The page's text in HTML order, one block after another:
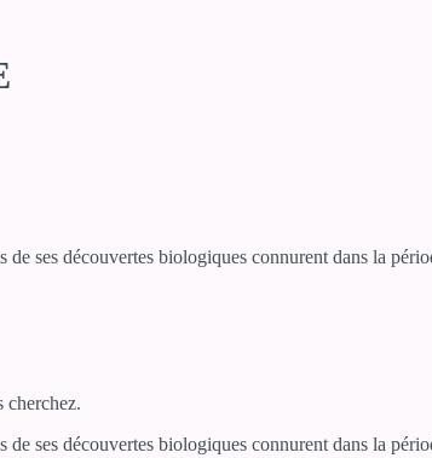
ses découvertes biologiques connurent dans la
cherchez.
ses découvertes biologiques connurent dans la